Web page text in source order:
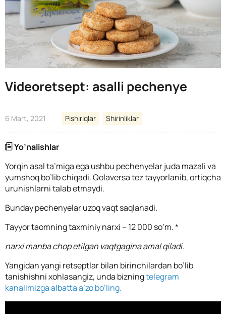
Videoretsept: asalli pechenye
6 Mart, 2021 Pishiriqlar Shirinliklar
Yo’nalishlar
Yorqin asal ta’miga ega ushbu pechenyelar juda mazali va
yumshoq bo’lib chiqadi. Qolaversa tez tayyorlanib, ortiqcha
urunishlarni talab etmaydi.
Bunday pechenyelar uzoq vaqt saqlanadi.
Tayyor taomning taxminiy narxi – 12 000 so’m. *
narxi manba chop etilgan vaqtgagina amal qiladi.
Yangidan yangi retseptlar bilan birinchilardan bo’lib
tanishishni xohlasangiz, unda bizningtelegram
kanalimizga albatta a’zo bo’ling.